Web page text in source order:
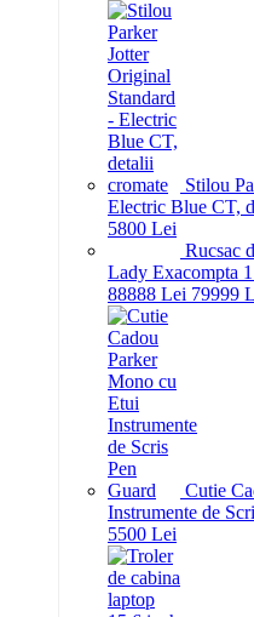
Stilou
Electric Blue CT,
5800 Lei
Rucsac
Lady Exacompta
88888 Lei 79999
Cutie
Instrumente de
5500 Lei